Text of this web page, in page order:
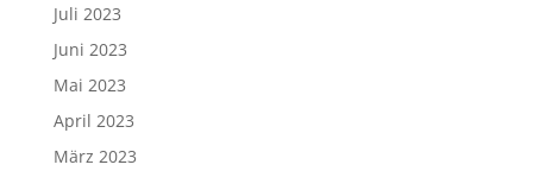
Juli 2023
Juni 2023
Mai 2023
April 2023
März 2023